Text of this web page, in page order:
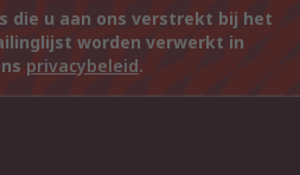
die u aan ons verstrekt bij het
worden verwerkt in
privacybeleid.